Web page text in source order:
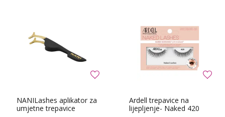
NANILashes aplikator za
umjetne trepavice
Ardell trepavice na
lijepljenje- Naked 420